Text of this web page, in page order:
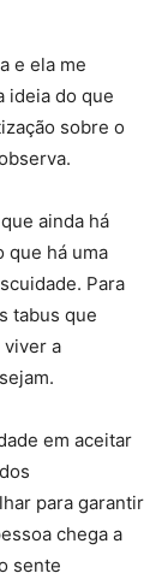
e ela me
ideia do que
sobre o
ainda há
que há uma
Para
tabus que
viver a
em aceitar
para garantir
chega a
sente